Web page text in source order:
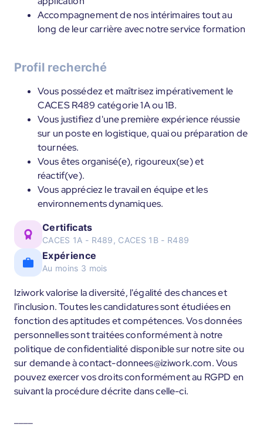
Accompagnement de nos intérimaires tout au
long de leur carrière avec notre service formation
Profil recherché
Vous possédez et maîtrisez impérativement le
CACES R489 catégorie 1A ou 1B.
Vous justifiez d'une première expérience réussie
sur un poste en logistique, quai ou préparation de
tournées.
Vous êtes organisé(e), rigoureux(se) et
réactif(ve).
Vous appréciez le travail en équipe et les
environnements dynamiques.
Certificats
CACES 1A - R489, CACES 1B - R489
Expérience
Au moins 3 mois
Iziwork valorise la diversité, l'égalité des chances et
l'inclusion. Toutes les candidatures sont étudiées en
fonction des aptitudes et compétences. Vos données
personnelles sont traitées conformément à notre
politique de confidentialité disponible sur notre site ou
sur demande à contact-donnees@iziwork.com. Vous
pouvez exercer vos droits conformément au RGPD en
suivant la procédure décrite dans celle-ci.